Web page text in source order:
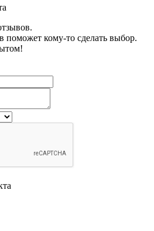
поможет кому-то сделать выбор.